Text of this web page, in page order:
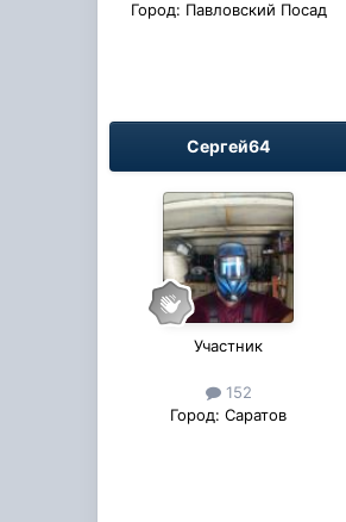
Город: Павловский Посад
Сергей64
Участник
152
Город: Саратов